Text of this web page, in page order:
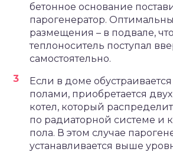
бетонное основание
парогенератор.
размещения – в подвале,
теплоноситель поступал
самостоятельно.
Если в доме
полами, приобретается
котел, который
по радиаторной системе и
пола. В этом случае
устанавливается выше